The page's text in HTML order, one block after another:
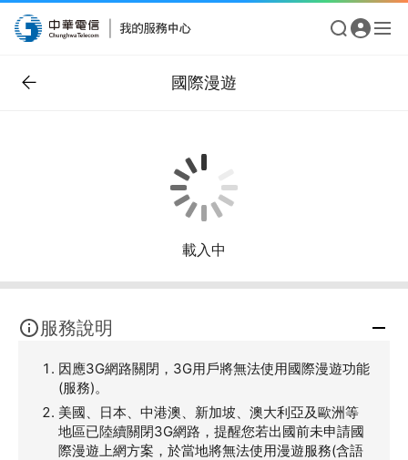
國際漫遊
載入中
服務說明
因應3G網路關閉，3G用戶將無法使用國際漫遊功能
(服務)。
美國、日本、中港澳、新加坡、澳大利亞及歐洲等
地區已陸續關閉3G網路，提醒您若出國前未申請國
際漫遊上網方案，於當地將無法使用漫遊服務(含語